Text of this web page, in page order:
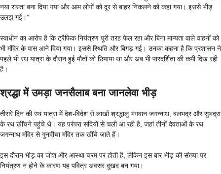
नया रास्ता बना दिया गया और आम लोगों को दूर से बाहर निकलने को कहा गया। इससे भीड़
उलझ गई।”
स्वाधीन का आरोप है कि ट्रैफिक नियंत्रण पूरी तरह फेल रहा और बिना मान्यता वाले वाहनों को
भी मंदिर के पास आने दिया गया। इससे स्थिति और बिगड़ गई। उनका कहना है कि प्रशासन ने
पहले भी रथ यात्रा के दौरान हुई मौतों को छिपाया था और अब भी पारदर्शिता की कमी दिख रही
है।
श्रद्धा में उमड़ा जनसैलाब बना जानलेवा भीड़
तीसरे दिन की रथ यात्रा में देश-विदेश से लाखों श्रद्धालु भगवान जगन्नाथ, बलभद्र और सुभद्रा
के रथ खींचने पहुंचे थे। यह परंपरा सदियों से चली आ रही है, जहां तीनों देवताओं के रथ
जगन्नाथ मंदिर से गुनदीचा मंदिर तक खींचे जाते हैं।
इस दौरान भीड़ का जोश और आस्था चरम पर होती है, लेकिन इस बार भीड़ की संख्या पर
नियंत्रण न होने के कारण यह पवित्र अवसर दुखद बन गया।